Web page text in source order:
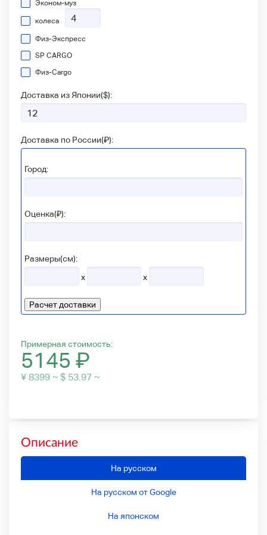
Эконом-муз
колеса
Физ-Экспресс
SP CARGO
Физ-Сargo
Доставка из Японии($):
Доставка по России(₽):
Город:
Оценка(₽):
Размеры(см):
x
x
Расчет доставки
Примерная стоимость:
5145 ₽
¥ 8399 ~ $ 53.97 ~
Описание
На русском
На русском от Google
На японском